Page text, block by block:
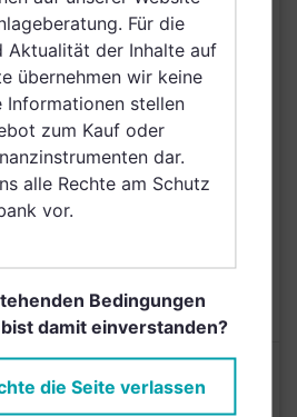
Finnland, Dänemark,
Ungarn, Slowakei,
Schweden, Irland,
Belgien, Netherlands
(Kingdom of the),
Norwegen, Singapur,
Griechenland, Saudi
Arabien
N/A
laut Anbieter (KID)
Für die
Aktualität der Inhalte auf
übernehmen wir keine
Informationen stellen
zum Kauf oder
dar.
alle Rechte am Schutz
vor.
Bedingungen
damit einverstanden?
die Seite verlassen